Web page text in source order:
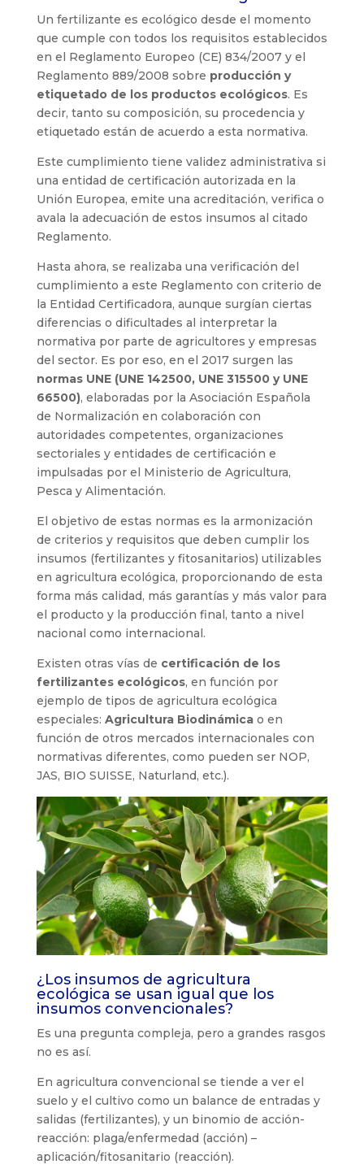
Un fertilizante es ecológico desde el momento
que cumple con todos los requisitos establecidos
en el Reglamento Europeo (CE) 834/2007 y el
Reglamento 889/2008 sobre producción y
etiquetado de los productos ecológicos. Es
decir, tanto su composición, su procedencia y
etiquetado están de acuerdo a esta normativa.
Este cumplimiento tiene validez administrativa si
una entidad de certificación autorizada en la
Unión Europea, emite una acreditación, verifica o
avala la adecuación de estos insumos al citado
Reglamento.
Hasta ahora, se realizaba una verificación del
cumplimiento a este Reglamento con criterio de
la Entidad Certificadora, aunque surgían ciertas
diferencias o dificultades al interpretar la
normativa por parte de agricultores y empresas
del sector. Es por eso, en el 2017 surgen las
normas UNE (UNE 142500, UNE 315500 y UNE
66500), elaboradas por la Asociación Española
de Normalización en colaboración con
autoridades competentes, organizaciones
sectoriales y entidades de certificación e
impulsadas por el Ministerio de Agricultura,
Pesca y Alimentación.
El objetivo de estas normas es la armonización
de criterios y requisitos que deben cumplir los
insumos (fertilizantes y fitosanitarios) utilizables
en agricultura ecológica, proporcionando de esta
forma más calidad, más garantías y más valor para
el producto y la producción final, tanto a nivel
nacional como internacional.
Existen otras vías de certificación de los
fertilizantes ecológicos, en función por
ejemplo de tipos de agricultura ecológica
especiales: Agricultura Biodinámicao en
función de otros mercados internacionales con
normativas diferentes, como pueden ser NOP,
JAS, BIO SUISSE, Naturland, etc.).
¿Los insumos de agricultura
ecológica se usan igual que los
insumos convencionales?
Es una pregunta compleja, pero a grandes rasgos
no es así.
En agricultura convencional se tiende a ver el
suelo y el cultivo como un balance de entradas y
salidas (fertilizantes), y un binomio de acción-
reacción: plaga/enfermedad (acción) –
aplicación/fitosanitario (reacción).